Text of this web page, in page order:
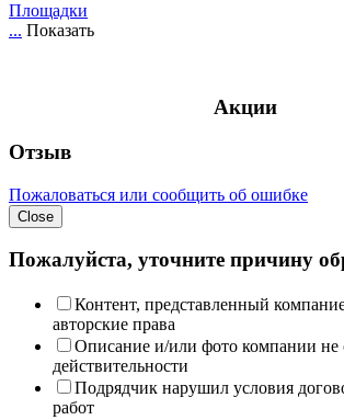
Площадки
... Показать
Акции
Отзыв
Пожаловаться или сообщить об ошибке
Close
Пожалуйста, уточните причину
Контент, представленный
авторские права
Описание и/или фото компании не
действительности
Подрядчик нарушил условия
работ